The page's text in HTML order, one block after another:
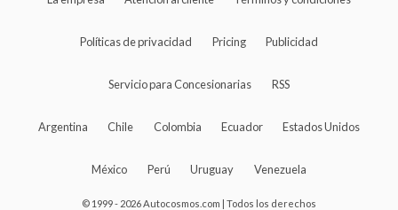
Políticas de privacidad Pricing Publicidad
Servicio para Concesionarias RSS
Argentina Chile Colombia Ecuador Estados Unidos
México Perú Uruguay Venezuela
© 1999 - 2026 Autocosmos.com | Todos los derechos